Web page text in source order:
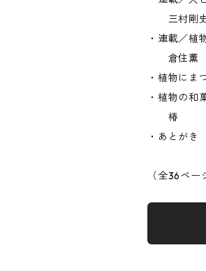
三村剛
・連載／植
倉住薫
・植物にま
・植物の和
椿
・あとがき
（全36ペー